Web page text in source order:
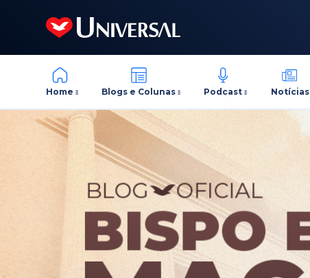
Home Blogs e Colunas Podcast Notícias